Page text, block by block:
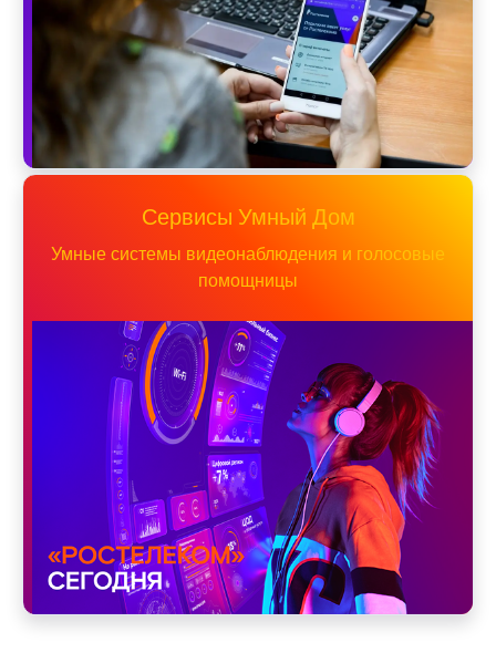
Сервисы Умный Дом
Умные системы видеонаблюдения и голосовые
помощницы